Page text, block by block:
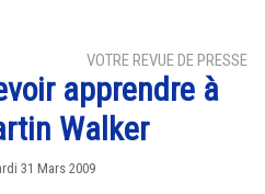
VOTRE REVUE DE PRESSE
apprendre à
Walker
31 Mars 2009